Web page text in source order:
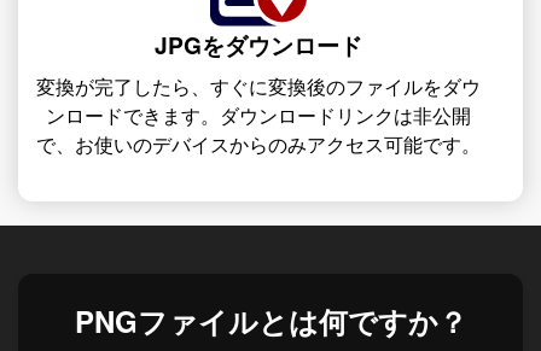
JPGをダウンロード
変換が完了したら、すぐに変換後のファイルをダウ
ンロードできます。ダウンロードリンクは非公開
で、お使いのデバイスからのみアクセス可能です。
PNGファイルとは何ですか？